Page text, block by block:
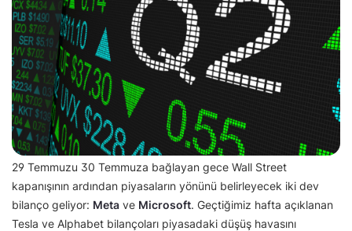
29 Temmuzu 30 Temmuza bağlayan gece Wall Street
kapanışının ardından piyasaların yönünü belirleyecek iki dev
bilanço geliyor: Meta ve Microsoft. Geçtiğimiz hafta açıklanan
Tesla ve Alphabet bilançoları piyasadaki düşüş havasını